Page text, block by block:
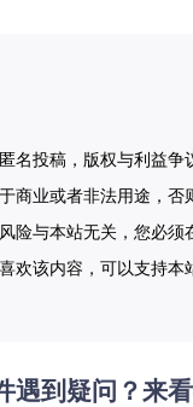
名投稿，版权与利益
商业或者非法用途，
险与本站无关，您必
欢该内容，可以支持本
遇到疑问？来